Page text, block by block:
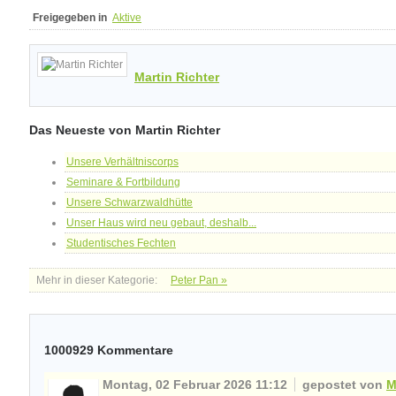
Freigegeben in Aktive
Martin Richter
Das Neueste von Martin Richter
Unsere Verhältniscorps
Seminare & Fortbildung
Unsere Schwarzwaldhütte
Unser Haus wird neu gebaut, deshalb...
Studentisches Fechten
Mehr in dieser Kategorie: Peter Pan »
1000929 Kommentare
Montag, 02 Februar 2026 11:12 gepostet von